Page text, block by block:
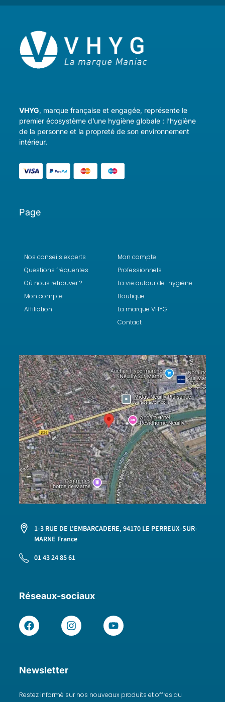
VHYG, marque française et engagée, représente le
premier écosystème d’une hygiène globale : l’hygiène
de la personne et la propreté de son environnement
intérieur.
Page
Nos conseils experts
Questions fréquentes
Où nous retrouver ?
Mon compte
Affiliation
Mon compte
Professionnels
La vie autour de l'hygiéne
Boutique
La marque VHYG
Contact
1-3 RUE DE L'EMBARCADERE, 94170 LE PERREUX-SUR-
MARNE France
01 43 24 85 61
Réseaux-sociaux
Newsletter
Restez informé sur nos nouveaux produits et offres du